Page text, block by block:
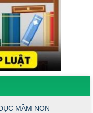
2026
ngành Giáo dục
2026
đầu vào (điểm sàn)
cao đẳng năm 2026
bản mới
MẦM NON